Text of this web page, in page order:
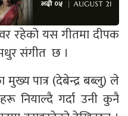
रहेको यस गीतमा दीपक
संगीत छ ।
मुख्य पात्र (देबेन्द्र बब्लु) ले
नियाल्दै गर्दा उनी कुनै